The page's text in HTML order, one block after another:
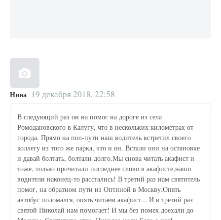
Нина 19 декабря 2018, 22:58
В следующий раз он на помог на дороге из села
Ромодановского в Калугу, что в нескольких километрах от
города. Прямо на пол-пути наш водитель встретил своего
коллегу из того же парка, что и он. Встали они на остановке
и давай болтать, болтали долго.Мы снова читать акафист и
тоже, только прочитали последнее слово в акафисте,наши
водители наконец-то расстались! В третий раз нам святитель
помог, на обратном пути из Оптиной в Москву.Опять
автобус поломался, опять читаем акафист... И в третий раз
святой Николай нам помогает! И мы без помех доехали до